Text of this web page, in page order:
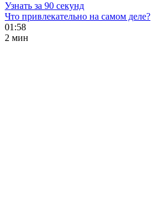
Узнать за 90 секунд
Что привлекательно на самом деле?
01:58
2 мин